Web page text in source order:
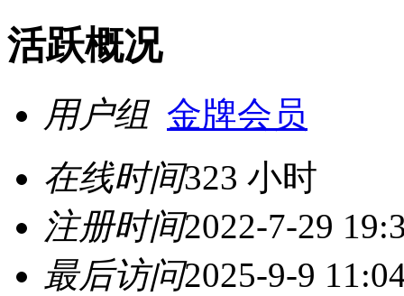
活跃概况
用户组 金牌会员
在线时间323 小时
注册时间2022-7-29
最后访问2025-9-9